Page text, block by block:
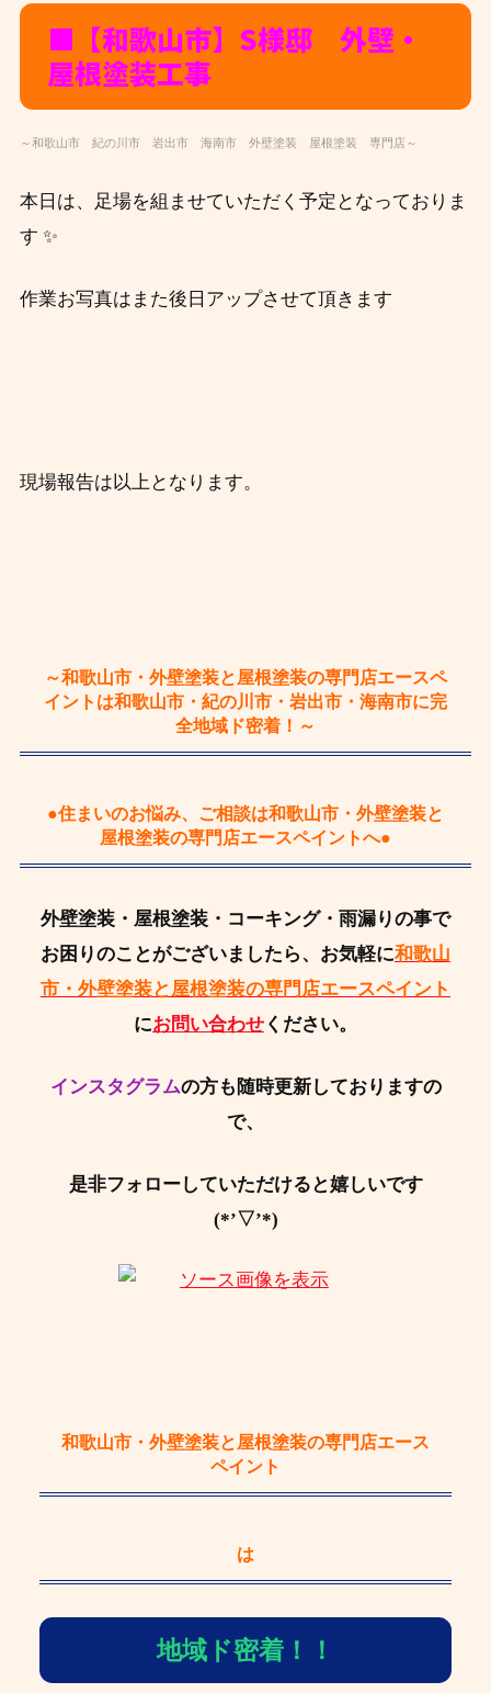
■【和歌山市】S様邸 外壁・
屋根塗装工事
～和歌山市 紀の川市 岩出市 海南市 外壁塗装 屋根塗装 専門店～
本日は、足場を組ませていただく予定となっておりま
す ✨
作業お写真はまた後日アップさせて頂きます
現場報告は以上となります。
～和歌山市・外壁塗装と屋根塗装の専門店エースペ
イントは和歌山市・紀の川市・岩出市・海南市に完
全地域ド密着！～
●住まいのお悩み、ご相談は和歌山市・外壁塗装と
屋根塗装の専門店エースペイントへ●
外壁塗装・屋根塗装・コーキング・雨漏りの事で
お困りのことがございましたら、お気軽に和歌山
市・外壁塗装と屋根塗装の専門店エースペイント
にお問い合わせ ください。
インスタグラムの方も随時更新しておりますの
で、
是非フォローしていただけると嬉しいです
(*’▽’*)
和歌山市・外壁塗装と屋根塗装の専門店エース
ペイント
は
地域ド密着！！